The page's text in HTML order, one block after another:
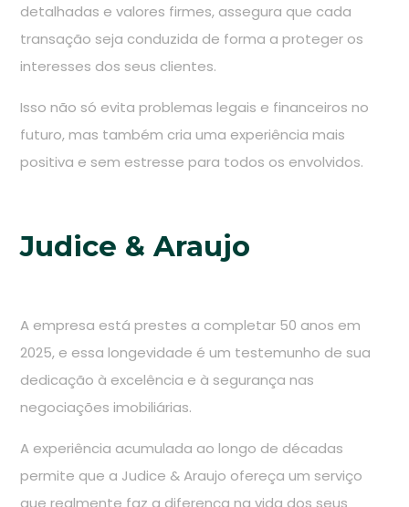
detalhadas e valores firmes, assegura que cada
transação seja conduzida de forma a proteger os
interesses dos seus clientes.
Isso não só evita problemas legais e financeiros no
futuro, mas também cria uma experiência mais
positiva e sem estresse para todos os envolvidos.
Judice & Araujo
A empresa está prestes a completar 50 anos em
2025, e essa longevidade é um testemunho de sua
dedicação à excelência e à segurança nas
negociações imobiliárias.
A experiência acumulada ao longo de décadas
permite que a Judice & Araujo ofereça um serviço
que realmente faz a diferença na vida dos seus